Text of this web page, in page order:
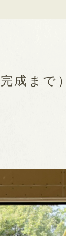
成まで）